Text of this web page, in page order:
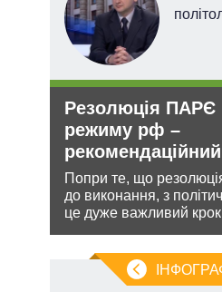
Резолюція
режиму рф –
Попри те, що
до виконання, з
це дуже важливий крок